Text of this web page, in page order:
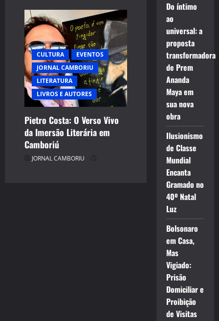
CULTURA
EVENTOS
JORNAL CAMBORIU
LITERATURA
LIVROS E AUTORES
Pietro Costa: O Verso Vivo
da Imersão Literária em
Camboriú
JORNAL CAMBORIU
Do íntimo
ao
universal: a
proposta
transformadora
de Prem
Ananda
Maya em
sua nova
obra
Ilusionismo
de Classe
Mundial
Encanta
Gramado no
40º Natal
Luz
Bolsonaro
em Casa,
Mas
Vigiado:
Prisão
Domiciliar e
Proibição
de Visitas